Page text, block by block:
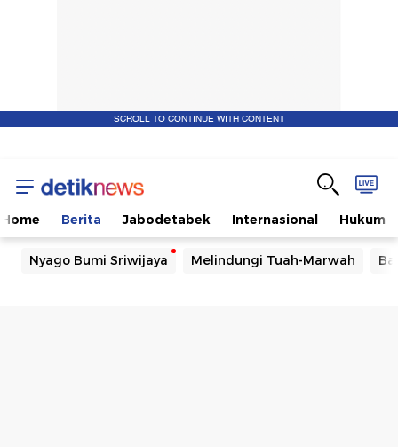
SCROLL TO CONTINUE WITH CONTENT
Home Berita Jabodetabek Internasional Hukum
Nyago Bumi Sriwijaya Melindungi Tuah-Marwah